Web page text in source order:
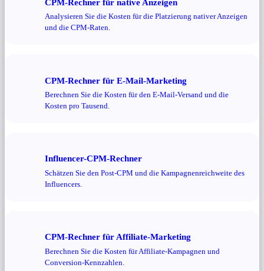
Analysieren Sie die Kosten für die Platzierung nativer Anzeigen
und die CPM-Raten.
CPM-Rechner für E-Mail-Marketing
Berechnen Sie die Kosten für den E-Mail-Versand und die
Kosten pro Tausend.
Influencer-CPM-Rechner
Schätzen Sie den Post-CPM und die Kampagnenreichweite des
Influencers.
CPM-Rechner für Affiliate-Marketing
Berechnen Sie die Kosten für Affiliate-Kampagnen und
Conversion-Kennzahlen.